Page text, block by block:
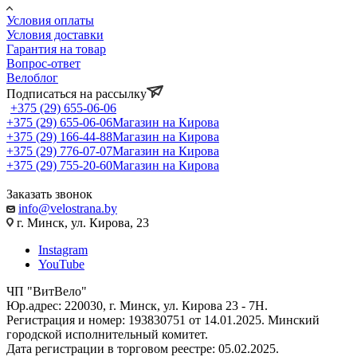
Условия оплаты
Условия доставки
Гарантия на товар
Вопрос-ответ
Велоблог
Подписаться на рассылку
+375 (29) 655-06-06
+375 (29) 655-06-06Магазин на Кирова
+375 (29) 166-44-88Магазин на Кирова
+375 (29) 776-07-07Магазин на Кирова
+375 (29) 755-20-60Магазин на Кирова
Заказать звонок
info@velostrana.by
г. Минск, ул. Кирова, 23
Instagram
YouTube
ЧП "ВитВело"
Юр.адрес: 220030, г. Минск, ул. Кирова 23 - 7Н.
Регистрация и номер: 193830751 от 14.01.2025. Минский
городской исполнительный комитет.
Дата регистрации в торговом реестре: 05.02.2025.